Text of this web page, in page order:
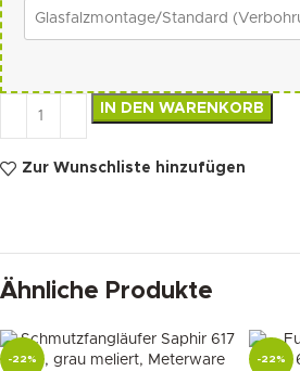
IN DEN WARENKORB
Zur Wunschliste hinzufügen
Ähnliche Produkte
-22% -22%